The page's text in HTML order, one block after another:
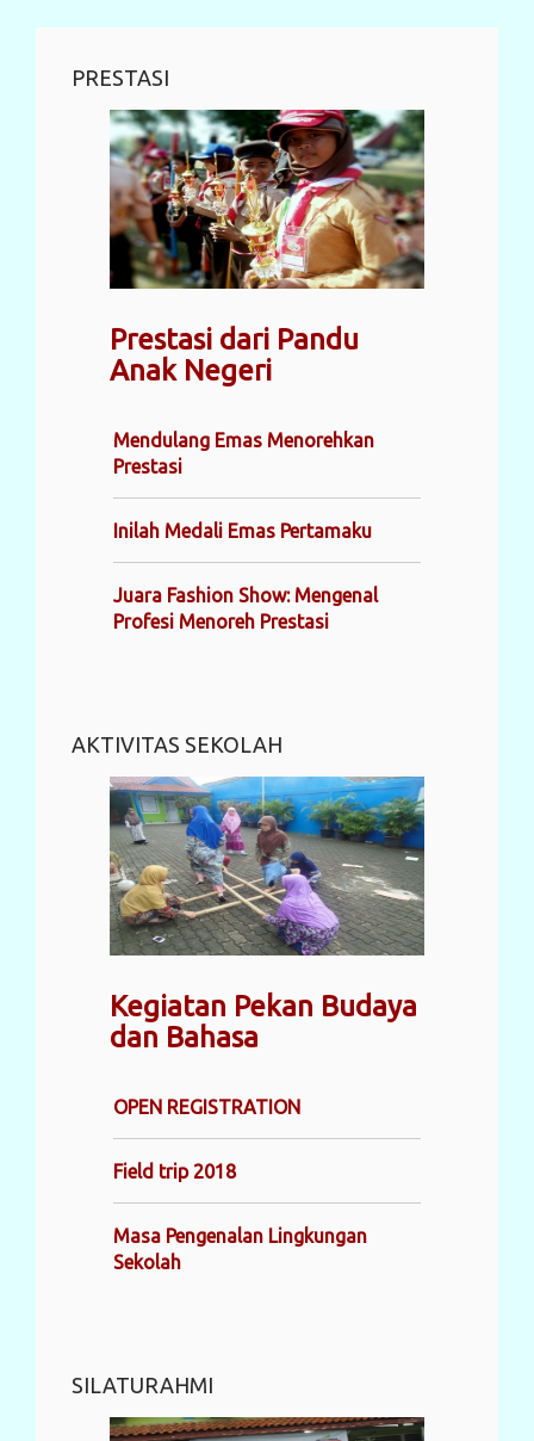
PRESTASI
Prestasi dari Pandu
Anak Negeri
Mendulang Emas Menorehkan
Prestasi
Inilah Medali Emas Pertamaku
Juara Fashion Show: Mengenal
Profesi Menoreh Prestasi
AKTIVITAS SEKOLAH
Kegiatan Pekan Budaya
dan Bahasa
OPEN REGISTRATION
Field trip 2018
Masa Pengenalan Lingkungan
Sekolah
SILATURAHMI